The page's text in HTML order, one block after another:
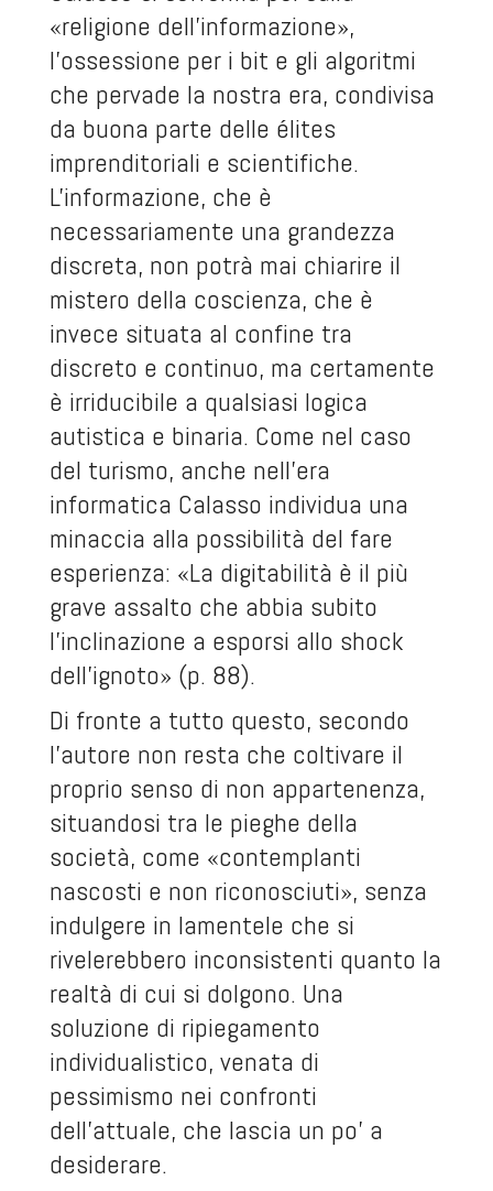
«religione dell'informazione»,
l'ossessione per i bit e gli algoritmi
che pervade la nostra era, condivisa
da buona parte delle élites
imprenditoriali e scientifiche.
L'informazione, che è
necessariamente una grandezza
discreta, non potrà mai chiarire il
mistero della coscienza, che è
invece situata al confine tra
discreto e continuo, ma certamente
è irriducibile a qualsiasi logica
autistica e binaria. Come nel caso
del turismo, anche nell'era
informatica Calasso individua una
minaccia alla possibilità del fare
esperienza: «La digitabilità è il più
grave assalto che abbia subito
l'inclinazione a esporsi allo shock
dell'ignoto» (p. 88).
Di fronte a tutto questo, secondo
l'autore non resta che coltivare il
proprio senso di non appartenenza,
situandosi tra le pieghe della
società, come «contemplanti
nascosti e non riconosciuti», senza
indulgere in lamentele che si
rivelerebbero inconsistenti quanto la
realtà di cui si dolgono. Una
soluzione di ripiegamento
individualistico, venata di
pessimismo nei confronti
dell'attuale, che lascia un po' a
desiderare.